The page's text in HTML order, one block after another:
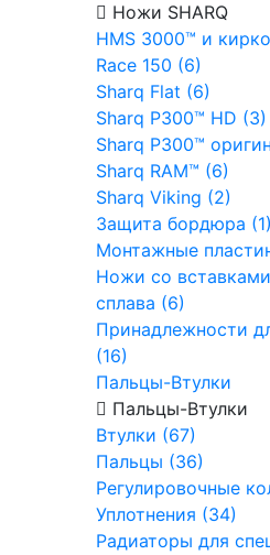
Ножи SHARQ
HMS 3000™ и
Race 150 (6)
Sharq Flat (6)
Sharq P300™ HD (3)
Sharq P300™
Sharq RAM™ (6)
Sharq Viking (2)
Защита бордюра (1)
Монтажные
Ножи со
сплава (6)
Принадлежности
(16)
Пальцы-Втулки
Пальцы-Втулки
Втулки (67)
Пальцы (36)
Регулировочные
Уплотнения (34)
Радиаторы для